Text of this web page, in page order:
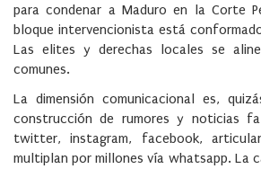
para condenar a Maduro en la Corte
bloque intervencionista está
Las elites y derechas locales se
comunes.
La dimensión comunicacional es,
construcción de rumores y noticias
twitter, instagram, facebook,
multiplan por millones vía whatsapp. La